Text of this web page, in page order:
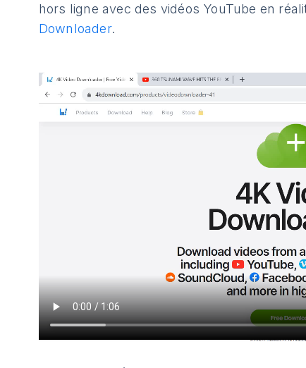
hors ligne avec des vidéos YouTube en
Downloader.